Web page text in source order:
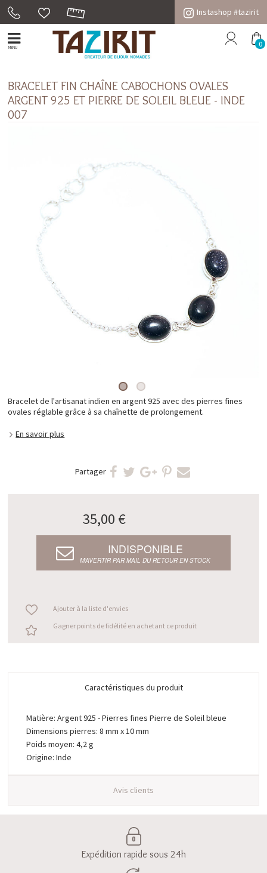
Instashop #tazirit
MENU 0
BRACELET FIN CHAÎNE CABOCHONS OVALES
ARGENT 925 ET PIERRE DE SOLEIL BLEUE - INDE
007
Bracelet de l'artisanat indien en argent 925 avec des pierres fines
ovales réglable grâce à sa chaînette de prolongement.
En savoir plus
Partager
35,00 €
INDISPONIBLE
M’AVERTIR PAR MAIL DU RETOUR EN STOCK
Ajouter à la liste d'envies
Gagner points de fidélité en achetant ce produit
Caractéristiques du produit
Matière: Argent 925 - Pierres fines Pierre de Soleil bleue
Dimensions pierres: 8 mm x 10 mm
Poids moyen: 4,2 g
Origine: Inde
Avis clients
Expédition rapide sous 24h